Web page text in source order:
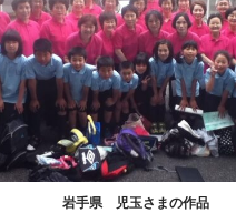
岩手県 児玉さまの作品